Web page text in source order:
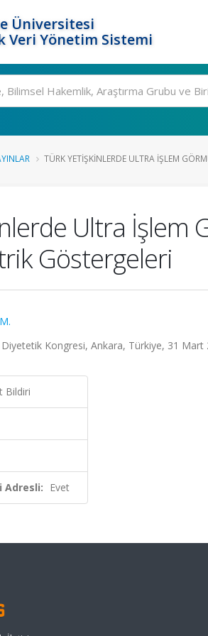
Üniversitesi
Veri Yönetim Sistemi
TÜRK YETIŞKINLERDE ULTRA İŞLEM
Ultra İşlem
Göstergeleri
Diyetetik Kongresi, Ankara, Türkiye, 31 Mart
Bildiri
Adresli: Evet